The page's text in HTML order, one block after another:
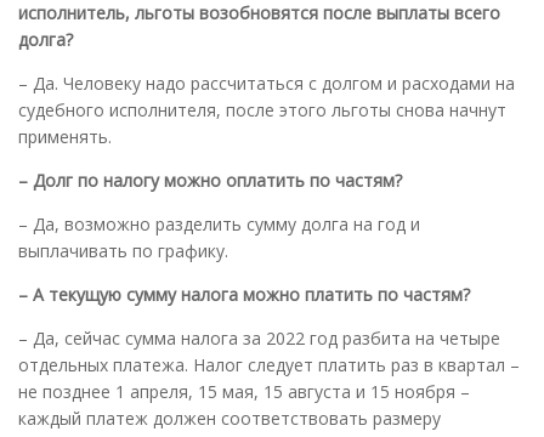
исполнитель, льготы возобновятся после выплаты всего
долга?
– Да. Человеку надо рассчитаться с долгом и расходами на
судебного исполнителя, после этого льготы снова начнут
применять.
– Долг по налогу можно оплатить по частям?
– Да, возможно разделить сумму долга на год и
выплачивать по графику.
– А текущую сумму налога можно платить по частям?
– Да, сейчас сумма налога за 2022 год разбита на четыре
отдельных платежа. Налог следует платить раз в квартал –
не позднее 1 апреля, 15 мая, 15 августа и 15 ноября –
каждый платеж должен соответствовать размеру